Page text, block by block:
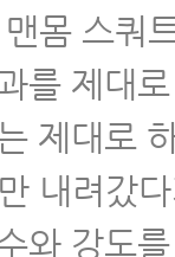
몸 스쿼
를 제대
제대로
내려갔
와 강도